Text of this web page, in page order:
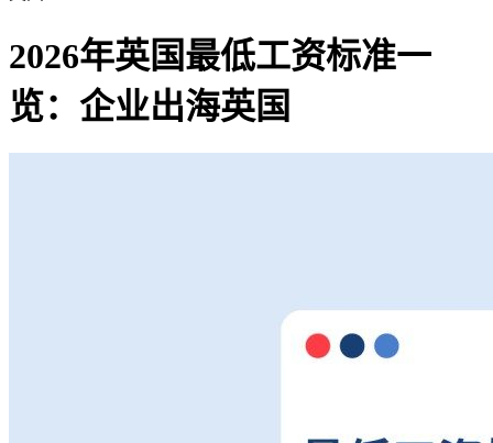
2026年英国最低工资标准一
览：企业出海英国